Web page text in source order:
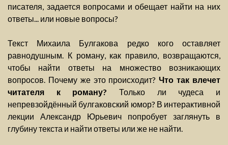
писателя, задается вопросами и обещает найти на них
ответы... или новые вопросы?
Текст Михаила Булгакова редко кого оставляет
равнодушным. К роману, как правило, возвращаются,
чтобы найти ответы на множество возникающих
вопросов. Почему же это происходит?Что так влечет
читателя к роману? Только ли чудеса и
непревзойдённый булгаковский юмор? В интерактивной
лекции Александр Юрьевич попробует заглянуть в
глубину текста и найти ответы или же не найти.